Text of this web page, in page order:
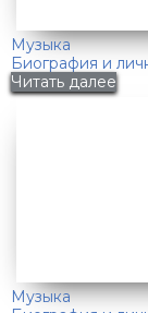
Музыка
Биография и
Читать далее
Музыка